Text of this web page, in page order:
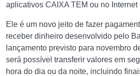
aplicativos CAIXA TEM ou no Internet
Ele é um novo jeito de fazer
receber dinheiro desenvolvido pelo
lançamento previsto para novembro
será possível transferir valores em
hora do dia ou da noite, incluindo